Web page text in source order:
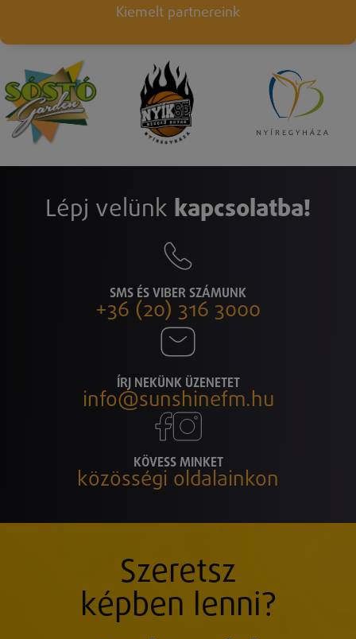
Kiemelt partnereink
Lépj velünk kapcsolatba!
SMS ÉS VIBER SZÁMUNK
+36 (20) 316 3000
ÍRJ NEKÜNK ÜZENETET
info@sunshinefm.hu
KÖVESS MINKET
közösségi oldalainkon
Szeretsz
képben lenni?